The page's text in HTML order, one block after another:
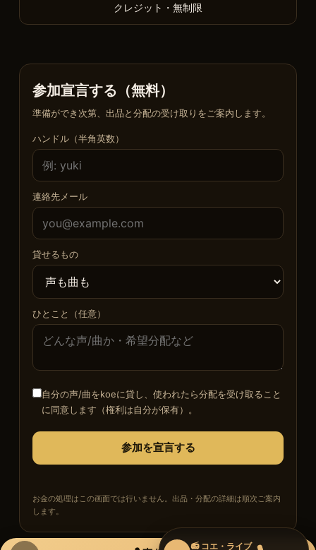
クレジット・無制限
参加宣言する（無料）
準備ができ次第、出品と分配の受け取りをご案内します。
ハンドル（半角英数）
連絡先メール
貸せるもの
ひとこと（任意）
自分の声/曲をkoeに貸し、使われたら分配を受け取ること
に同意します（権利は自分が保有）。
参加を宣言する
お金の処理はこの画面では行いません。出品・分配の詳細は順次ご案内
します。
📻 コエ・ライブ